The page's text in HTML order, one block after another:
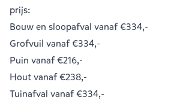
prijs:
Bouw en sloopafval vanaf €334,-
Grofvuil vanaf €334,-
Puin vanaf €216,-
Houtvanaf €238,-
Tuinafval vanaf €334,-